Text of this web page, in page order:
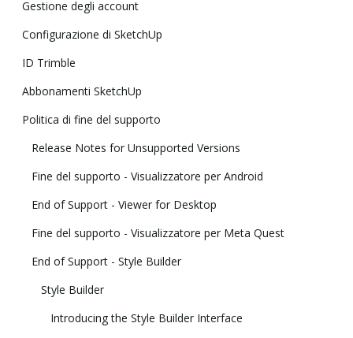
Gestione degli account
Configurazione di SketchUp
ID Trimble
Abbonamenti SketchUp
Politica di fine del supporto
Release Notes for Unsupported Versions
Fine del supporto - Visualizzatore per Android
End of Support - Viewer for Desktop
Fine del supporto - Visualizzatore per Meta Quest
End of Support - Style Builder
Style Builder
Introducing the Style Builder Interface